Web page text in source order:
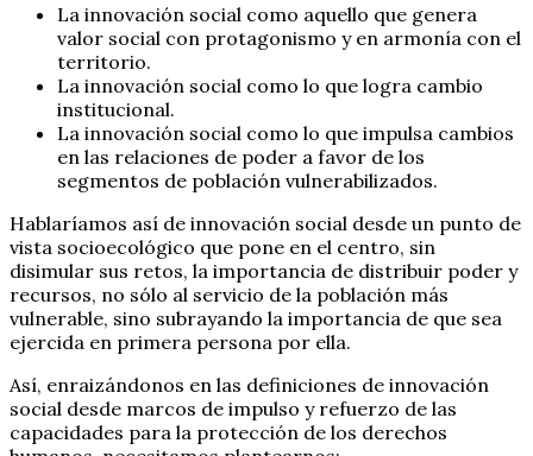
La innovación social como aquello que genera
valor social con protagonismo y en armonía con el
territorio.
La innovación social como lo que logra cambio
institucional.
La innovación social como lo que impulsa cambios
en las relaciones de poder a favor de los
segmentos de población vulnerabilizados.
Hablaríamos así de innovación social desde un punto de
vista socioecológico que pone en el centro, sin
disimular sus retos, la importancia de distribuir poder y
recursos, no sólo al servicio de la población más
vulnerable, sino subrayando la importancia de que sea
ejercida en primera persona por ella.
Así, enraizándonos en las definiciones de innovación
social desde marcos de impulso y refuerzo de las
capacidades para la protección de los derechos